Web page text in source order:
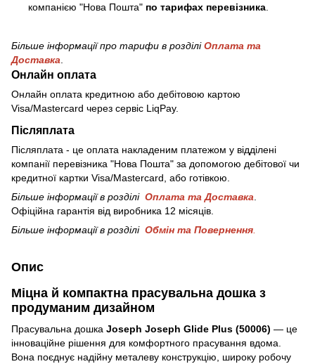
компанією "Нова Пошта" по тарифах перевізника
Більше інформації про тарифи в розділіОплата та
Доставка.
Онлайн оплата
Онлайн оплата кредитною або дебітовою картою
Visa/Mastercard через сервіс LiqPay.
Післяплата
Післяплата - це оплата накладеним платежом у відділені
компанії перевізника "Нова Пошта" за допомогою дебітової чи
кредитної картки Visa/Mastercard, або готівкою.
Більше інформації в розділі Оплата та Доставка
Офіційна гарантія від виробника 12 місяців.
Більше інформації в розділі Обмін та Повернення
Опис
Міцна й компактна прасувальна дошка з
продуманим дизайном
Прасувальна дошка Joseph Joseph Glide Plus (50006) — це
інноваційне рішення для комфортного прасування вдома.
Вона поєднує надійну металеву конструкцію, широку робочу